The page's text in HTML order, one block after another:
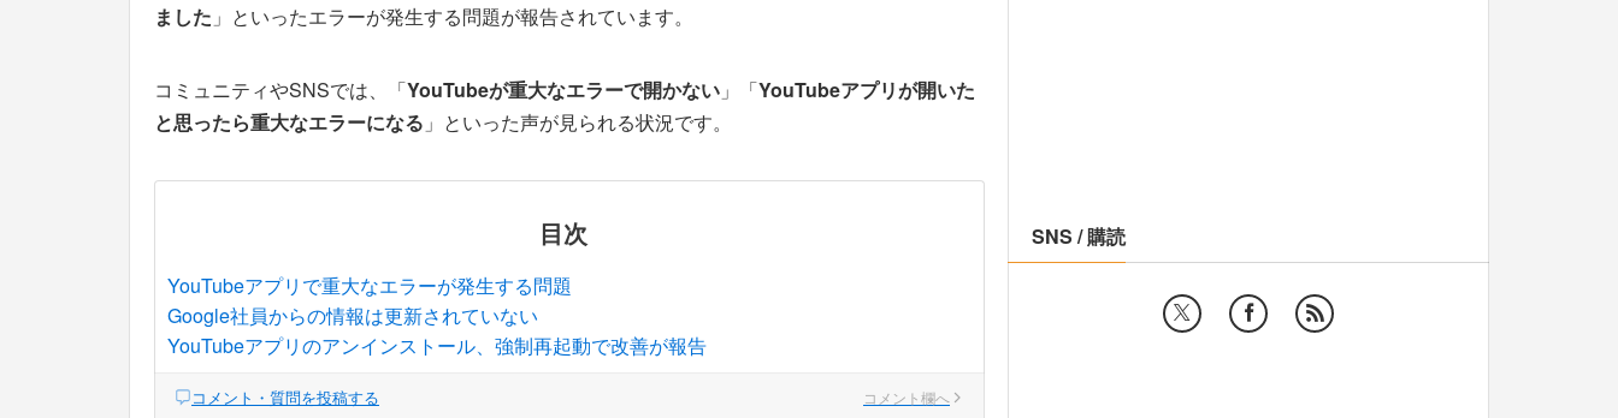
ました 」といったエラーが発生する問題が報告されています。
コミュニティやSNSでは、「YouTubeが重大なエラーで開かない 」「YouTubeアプリが開いた
と思ったら重大なエラーになる 」といった声が見られる状況です。
目次
YouTubeアプリで重大なエラーが発生する問題
Google社員からの情報は更新されていない
YouTubeアプリのアンインストール、強制再起動で改善が報告
コメント・質問を投稿する コメント欄へ
SNS / 購読